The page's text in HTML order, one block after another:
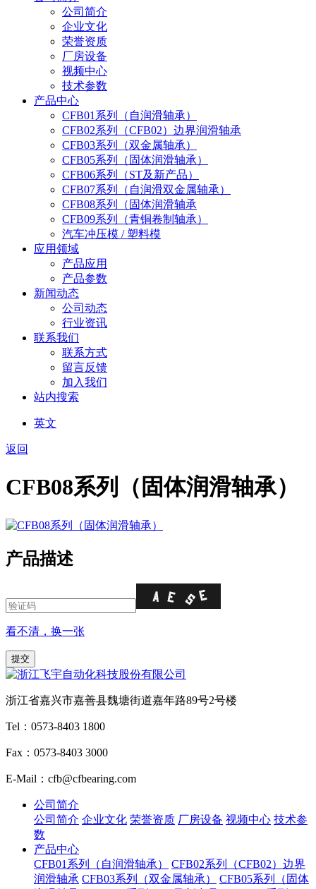
公司简介
企业文化
荣誉资质
厂房设备
视频中心
技术参数
产品中心
CFB01系列（自润滑轴承）
CFB02系列（CFB02）边界润滑轴承
CFB03系列（双金属轴承）
CFB05系列（固体润滑轴承）
CFB06系列（ST及新产品）
CFB07系列（自润滑双金属轴承）
CFB08系列（固体润滑轴承
CFB09系列（青铜卷制轴承）
汽车冲压模 / 塑料模
应用领域
产品应用
产品参数
新闻动态
公司动态
行业资讯
联系我们
联系方式
留言反馈
加入我们
站内搜索
英文
返回
CFB08系列（固体润滑轴承）
产品描述
看不清，换一张
浙江省嘉兴市嘉善县魏塘街道嘉年路89号2号楼
Tel：0573-8403 1800
Fax：0573-8403 3000
E-Mail：cfb@cfbearing.com
公司简介
公司简介 企业文化 荣誉资质 厂房设备 视频中心 技术参
数
产品中心
CFB01系列（自润滑轴承）
CFB02系列（CFB02）边界
润滑轴承 CFB03系列（双金属轴承）
CFB05系列（固体